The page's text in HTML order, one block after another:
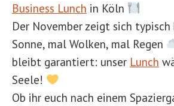
Business Lunch in Köln
Der November zeigt sich
Sonne, mal Wolken, mal Regen
bleibt garantiert: unser Lunch
Seele!
Ob ihr euch nach einem